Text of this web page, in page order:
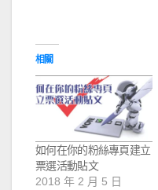
相關
如何在你的粉絲專頁建立
票選活動貼文
2018 年 2 月 5 日